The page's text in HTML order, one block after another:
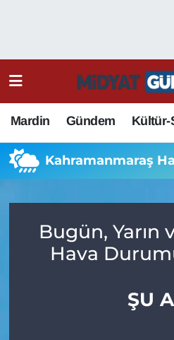
Mardin Gündem Kültür-
Kahramanmaraş
Bugün, Yarın
Hava
ŞU